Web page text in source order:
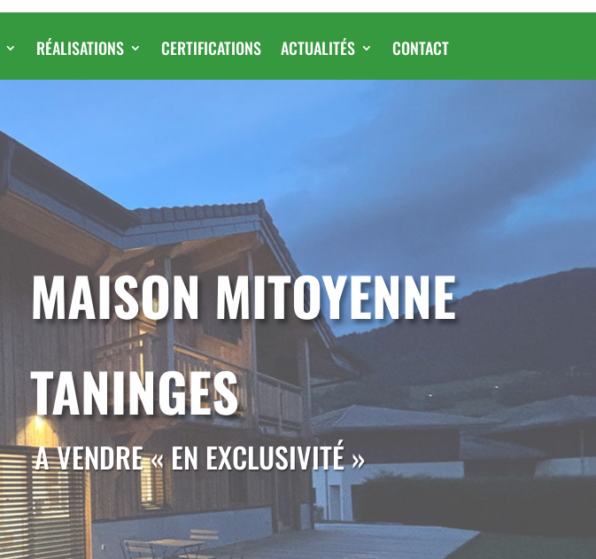
RÉALISATIONS CERTIFICATIONS ACTUALITÉS CONTACT
MAISON MITOYENNE
TANINGES
A VENDRE « EN EXCLUSIVITÉ »